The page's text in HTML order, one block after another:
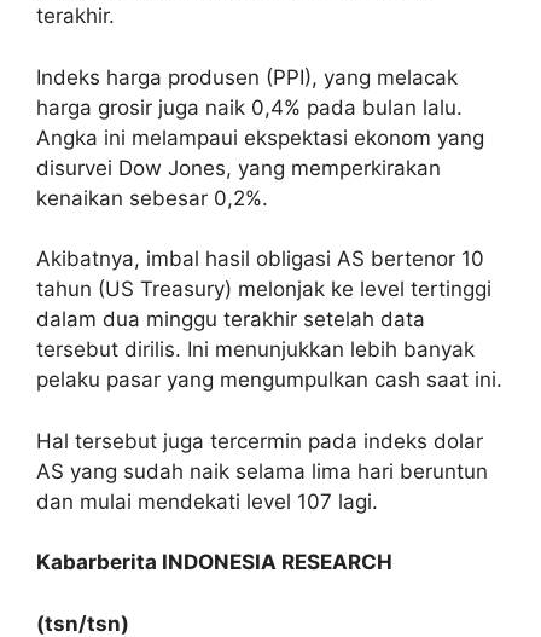
terakhir.
Indeks harga produsen (PPI), yang melacak
harga grosir juga naik 0,4% pada bulan lalu.
Angka ini melampaui ekspektasi ekonom yang
disurvei Dow Jones, yang memperkirakan
kenaikan sebesar 0,2%.
Akibatnya, imbal hasil obligasi AS bertenor 10
tahun (US Treasury) melonjak ke level tertinggi
dalam dua minggu terakhir setelah data
tersebut dirilis. Ini menunjukkan lebih banyak
pelaku pasar yang mengumpulkan cash saat ini.
Hal tersebut juga tercermin pada indeks dolar
AS yang sudah naik selama lima hari beruntun
dan mulai mendekati level 107 lagi.
Kabarberita INDONESIA RESEARCH
(tsn/tsn)